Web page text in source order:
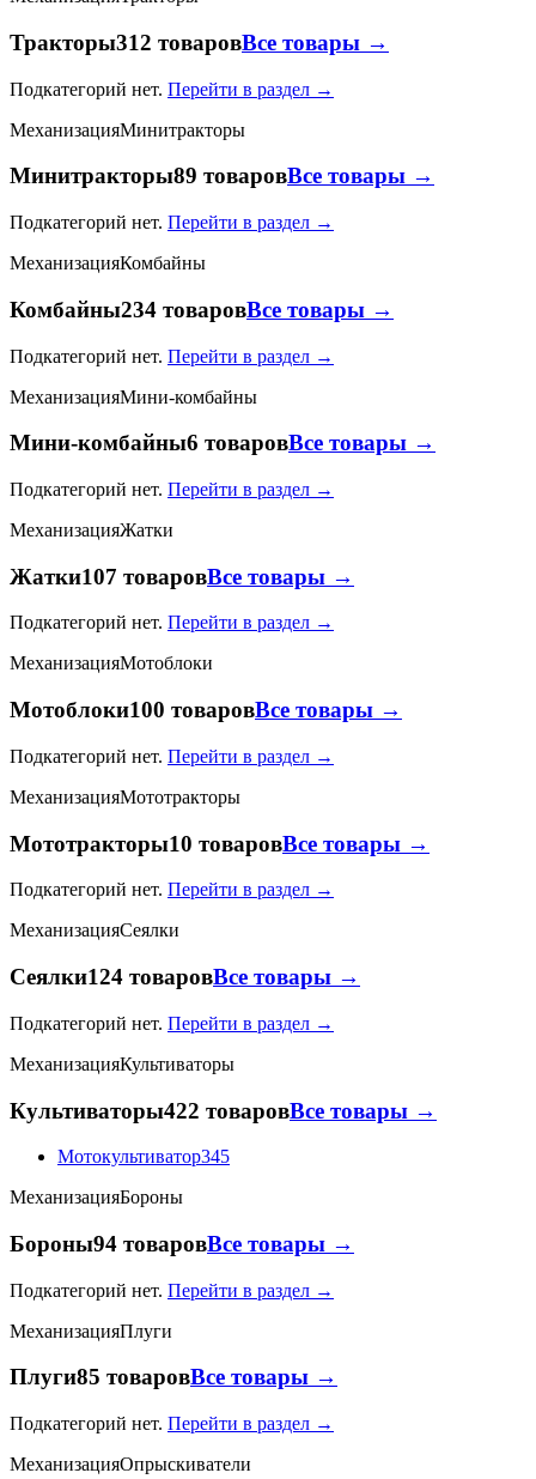
Тракторы312 товаровВсе товары →
Подкатегорий нет. Перейти в раздел →
МеханизацияМинитракторы
Минитракторы89 товаровВсе товары →
Подкатегорий нет. Перейти в раздел →
МеханизацияКомбайны
Комбайны234 товаровВсе товары →
Подкатегорий нет. Перейти в раздел →
МеханизацияМини-комбайны
Мини-комбайны6 товаровВсе товары →
Подкатегорий нет. Перейти в раздел →
МеханизацияЖатки
Жатки107 товаровВсе товары →
Подкатегорий нет. Перейти в раздел →
МеханизацияМотоблоки
Мотоблоки100 товаровВсе товары →
Подкатегорий нет. Перейти в раздел →
МеханизацияМототракторы
Мототракторы10 товаровВсе товары →
Подкатегорий нет. Перейти в раздел →
МеханизацияСеялки
Сеялки124 товаровВсе товары →
Подкатегорий нет. Перейти в раздел →
МеханизацияКультиваторы
Культиваторы422 товаровВсе товары →
Мотокультиватор345
МеханизацияБороны
Бороны94 товаровВсе товары →
Подкатегорий нет. Перейти в раздел →
МеханизацияПлуги
Плуги85 товаровВсе товары →
Подкатегорий нет. Перейти в раздел →
МеханизацияОпрыскиватели